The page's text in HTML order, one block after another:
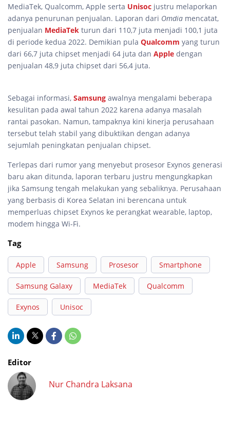
MediaTek, Qualcomm, Apple serta Unisoc justru melaporkan
adanya penurunan penjualan. Laporan dari Omdia mencatat,
penjualan MediaTek turun dari 110,7 juta menjadi 100,1 juta
di periode kedua 2022. Demikian pula Qualcomm yang turun
dari 66,7 juta chipset menjadi 64 juta dan Apple dengan
penjualan 48,9 juta chipset dari 56,4 juta.
Sebagai informasi, Samsung awalnya mengalami beberapa
kesulitan pada awal tahun 2022 karena adanya masalah
rantai pasokan. Namun, tampaknya kini kinerja perusahaan
tersebut telah stabil yang dibuktikan dengan adanya
sejumlah peningkatan penjualan chipset.
Terlepas dari rumor yang menyebut prosesor Exynos generasi
baru akan ditunda, laporan terbaru justru mengungkapkan
jika Samsung tengah melakukan yang sebaliknya. Perusahaan
yang berbasis di Korea Selatan ini berencana untuk
memperluas chipset Exynos ke perangkat wearable, laptop,
modem hingga Wi-Fi.
Tag
Apple Samsung Prosesor Smartphone
Samsung Galaxy MediaTek Qualcomm
Exynos Unisoc
Editor
Nur Chandra Laksana